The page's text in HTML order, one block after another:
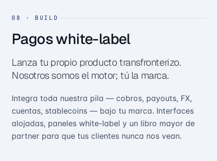
08 · BUILD
Pagos white-label
Lanza tu propio producto transfronterizo.
Nosotros somos el motor; tú la marca.
Integra toda nuestra pila — cobros, payouts, FX,
cuentas, stablecoins — bajo tu marca. Interfaces
alojadas, paneles white-label y un libro mayor de
partner para que tus clientes nunca nos vean.